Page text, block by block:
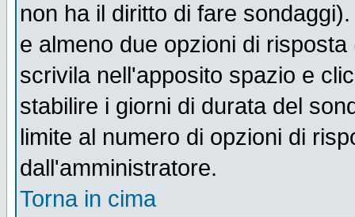
non ha il diritto di fare
e almeno due opzioni di
scrivila nell'apposito spazio e
stabilire i giorni di durata del
limite al numero di opzioni di
dall'amministratore.
Torna in cima